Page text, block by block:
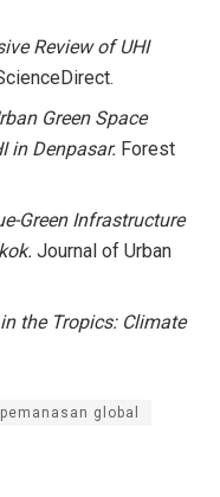
Review of UHI
Green Space
in Denpasar. Forest
Green Infrastructure
Journal of Urban
the Tropics: Climate
pemanasan global